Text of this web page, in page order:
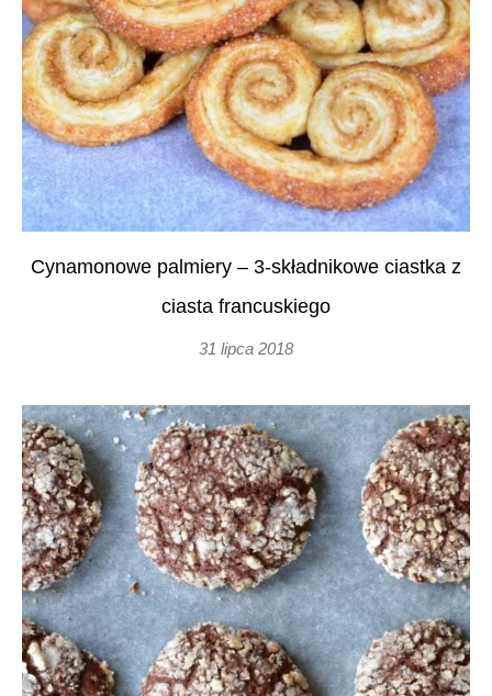
Cynamonowe palmiery – 3-składnikowe ciastka z
ciasta francuskiego
31 lipca 2018